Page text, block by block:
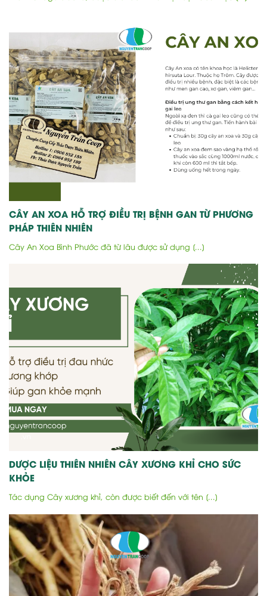
CÂY AN XOA HỖ TRỢ ĐIỀU TRỊ BỆNH GAN TỪ PHƯƠNG
PHÁP THIÊN NHIÊN
Cây An Xoa Bình Phước đã từ lâu được sử dụng [...]
DƯỢC LIỆU THIÊN NHIÊN CÂY XƯƠNG KHỈ CHO SỨC
KHỎE
Tác dụng Cây xương khỉ, còn được biết đến với tên [...]